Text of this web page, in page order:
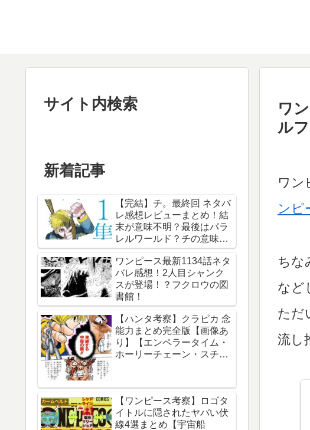
ワ
ル
ワン
ンピ
ちな
など
ただ
流し
サイト内検索
新着記事
【完結】チ。最終回 ネタバ
レ感想レビューまとめ！結
末が意味不明？最後はパラ
レルワールド？チの意味
は？内容あらすじは？アル
ベルト・ブルゼフスキと
は？【総合評価評判】【地
球の運動について】
ワンピース最新1134話ネタ
バレ感想！2人目シャンク
スが登場！？フクロウの図
書館！
【ハンタ考察】クラピカ 念
能力まとめ完全版【画像あ
り】【エンペラータイム・
ホーリーチェーン・スチー
ン】
【ワンピース考察】ロゴタ
イトルに隠されたヤバい伏
線4選まとめ【宇宙船